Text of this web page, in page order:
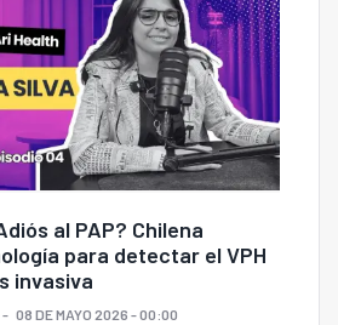
al PAP? Chilena
para detectar el VPH
invasiva
08 DE MAYO 2026 - 00:00